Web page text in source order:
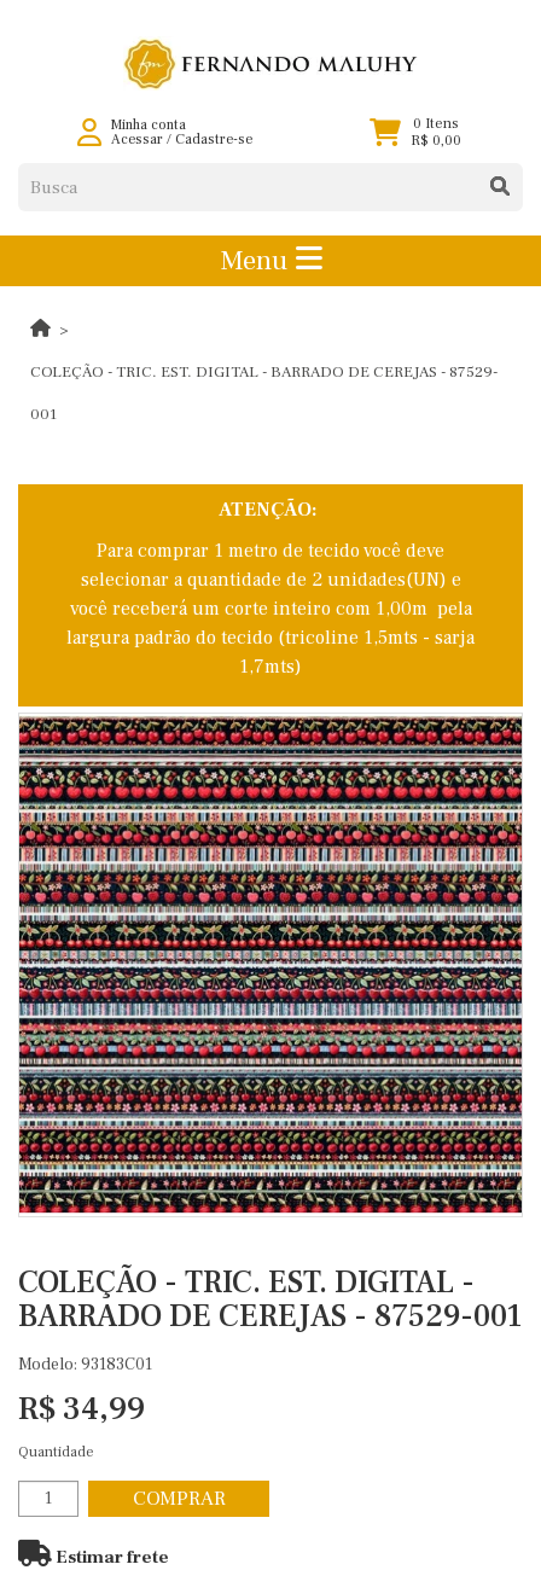
Minha conta
Acessar/ Cadastre-se
0 Itens
R$ 0,00
Menu
COLEÇÃO - TRIC. EST. DIGITAL - BARRADO DE CEREJAS - 87529-
001
ATENÇÃO:
Para comprar 1 metro de tecido você deve
selecionar a quantidade de 2 unidades(UN) e
você receberá um corte inteiro com 1,00m pela
largura padrão do tecido (tricoline 1,5mts - sarja
1,7mts)
COLEÇÃO - TRIC. EST. DIGITAL -
BARRADO DE CEREJAS - 87529-001
Modelo: 93183C01
R$ 34,99
Quantidade
COMPRAR
Estimar frete